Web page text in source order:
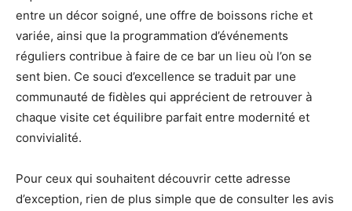
entre un décor soigné, une offre de boissons riche et
variée, ainsi que la programmation d’événements
réguliers contribue à faire de ce bar un lieu où l’on se
sent bien. Ce souci d’excellence se traduit par une
communauté de fidèles qui apprécient de retrouver à
chaque visite cet équilibre parfait entre modernité et
convivialité.
Pour ceux qui souhaitent découvrir cette adresse
d’exception, rien de plus simple que de consulter les avis